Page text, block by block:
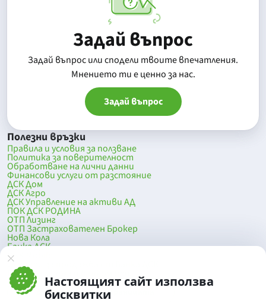
Настоящият сайт използва
бисквитки
Задай въпрос
Задай въпрос или сподели твоите впечатления.
Mнението ти е ценно за нас.
Задай въпрос
Полезни връзки
Правила и условия за ползване
Политика за поверителност
Обработване на лични данни
Финансови услуги от разстояние
ДСК Дом
ДСК Агро
ДСК Управление на активи АД
ПОК ДСК РОДИНА
ОТП Лизинг
ОТП Застрахователен Брокер
Нова Кола
Банка ДСК
DSK Mobile
Оферти за продажба от Банка ДСК
Клонова мрежа и банкомати
До началото на страницата